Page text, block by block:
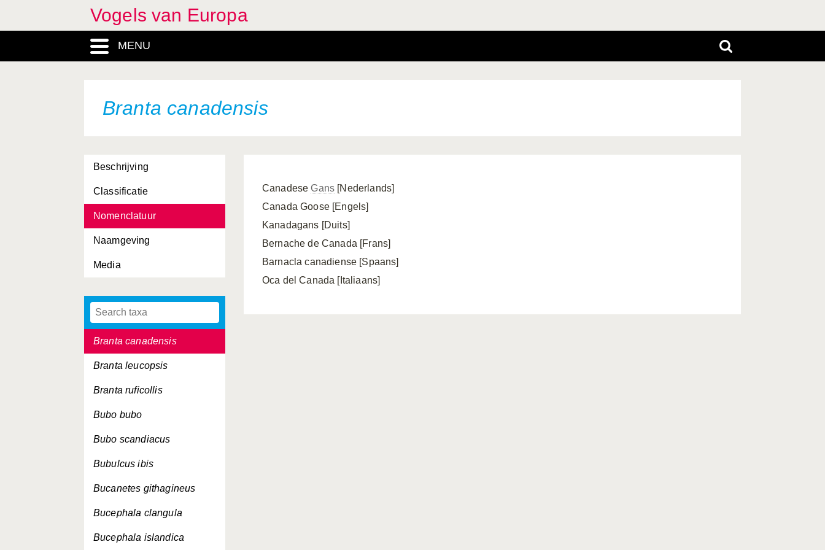
Vogels van Europa
MENU
Branta canadensis
Beschrijving
Classificatie
Nomenclatuur
Naamgeving
Media
Ardeola ralloides
Arenaria interpres
Aythya fuligula
Aythya marila
Aythya nyroca
Bombycilla garrulus
Bonasa bonasia
Branta bernicla
Branta canadensis
Branta leucopsis
Branta ruficollis
Bubo bubo
Bubo scandiacus
Bubulcus ibis
Bucanetes githagineus
Bucephala clangula
Bucephala islandica
CanadeseGans [Nederlands]
Canada Goose [Engels]
Kanadagans [Duits]
Bernache de Canada [Frans]
Barnacla canadiense [Spaans]
Oca del Canada [Italiaans]